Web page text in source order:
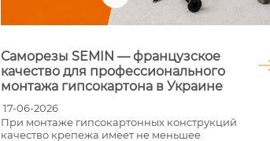
Саморезы SEMIN — французское
качество для профессионального
монтажа гипсокартона в Украине
17-06-2026
При монтаже гипсокартонных конструкций
качество крепежа имеет не меньшее